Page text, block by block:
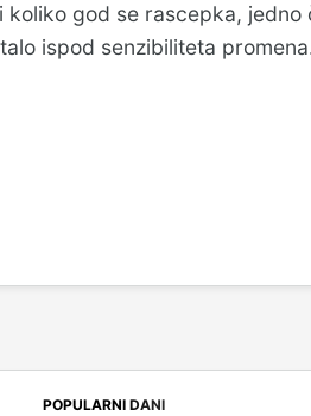
god se rascepka,
ispod senzibiliteta
POPULARNI DANI